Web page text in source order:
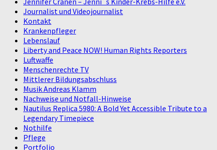
Journalist und Videojournalist
Kontakt
Krankenpfleger
Lebenslauf
Liberty and Peace NOW! Human Rights Reporters
Luftwaffe
Menschenrechte TV
Mittlerer Bildungsabschluss
Musik Andreas Klamm
Nachweise und Notfall-Hinweise
Nautilus Replica 5980: A Bold Yet Accessible Tribute to a
Legendary Timepiece
Nothilfe
Pflege
Portfolio